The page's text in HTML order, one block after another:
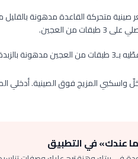
متحركة القاعدة مدهونة بالقليل
من العجين.
بالزبدة.
عندك» في التطبيق